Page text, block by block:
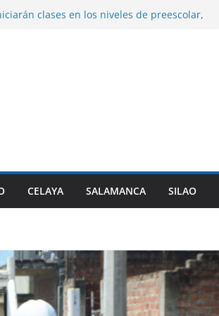
clases en los niveles de preescolar,
desfogues por alto almacenamiento.
entrega certificados a indígenas dentro
Empresarial Indígena.
CELAYA SALAMANCA SILAO